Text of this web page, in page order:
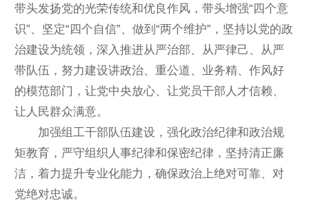
带头发扬党的光荣传统和优良作风，带头增强“四个意
识”、坚定“四个自信”、做到“两个维护”，坚持以党的政
治建设为统领，深入推进从严治部、从严律己、从严
带队伍，努力建设讲政治、重公道、业务精、作风好
的模范部门，让党中央放心、让党员干部人才信赖、
让人民群众满意。
加强组工干部队伍建设，强化政治纪律和政治规
矩教育，严守组织人事纪律和保密纪律，坚持清正廉
洁，着力提升专业化能力，确保政治上绝对可靠、对
党绝对忠诚。